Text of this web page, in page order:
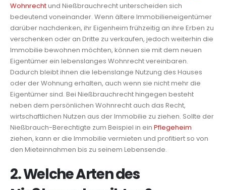
Wohnrechtund Nießbrauchrecht unterscheiden sich
bedeutend voneinander. Wenn ältere Immobilieneigentümer
darüber nachdenken, ihr Eigenheim frühzeitig an ihre Erben zu
verschenken oder an Dritte zu verkaufen, jedoch weiterhin die
Immobilie bewohnen möchten, können sie mit dem neuen
Eigentümer ein lebenslanges Wohnrecht vereinbaren.
Dadurch bleibt ihnen die lebenslange Nutzung des Hauses
oder der Wohnung erhalten, auch wenn sie nicht mehr die
Eigentümer sind. Bei Nießbrauchrecht hingegen besteht
neben dem persönlichen Wohnrecht auch das Recht,
wirtschaftlichen Nutzen aus der Immobilie zu ziehen. Sollte der
Nießbrauch-Berechtigte zum Beispiel in ein Pflegeheim
ziehen, kann er die Immobilie vermieten und profitiert so von
den Mieteinnahmen bis zu seinem Lebensende.
2. Welche Arten des